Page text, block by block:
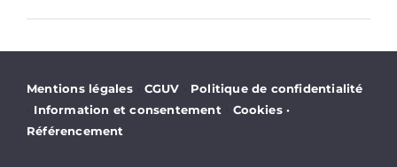
Mentions légales CGUV Politique de confidentialité
Information et consentement Cookies·
Référencement